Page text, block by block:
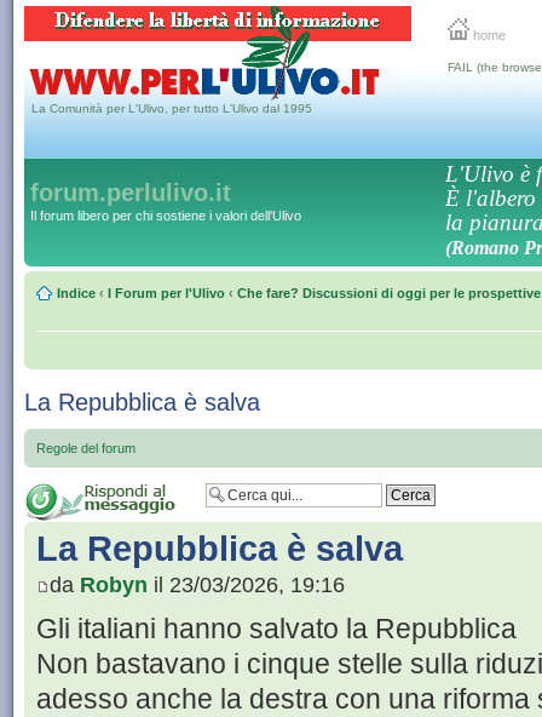
home
La Comunità per L'Ulivo, per tutto L'Ulivo dal 1995
FAIL (the
forum.perlulivo.it
Il forum libero per chi sostiene i valori dell'Ulivo
L'Ulivo è
È l'albero
la
(Romano
Indice ‹ I Forum per l'Ulivo ‹ Che fare? Discussioni di oggi per le
La Repubblica è salva
Regole del forum
La Repubblica è salva
da Robyn il 23/03/2026, 19:16
Gli italiani hanno salvato la Repubblica
Non bastavano i cinque stelle sulla
adesso anche la destra con una